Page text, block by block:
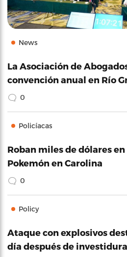
News
La Asociación de
convención anual en Río
0
Policíacas
Roban miles de dólares
Pokemón en Carolina
0
Policy
Ataque con explosivos
día después de